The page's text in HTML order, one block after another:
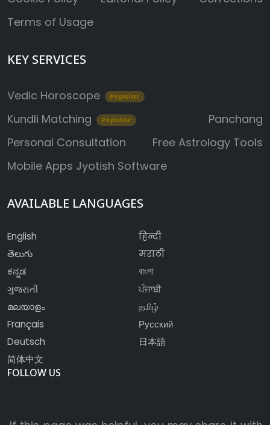
Terms of Usage
KEY SERVICES
Vedic Horoscope Popular
Kundli Matching Popular
Panchang
Personal Consultation
Free Astrology Tools
Mobile Apps Jyotish Software
AVAILABLE LANGUAGES
English
हिन्दी
తెలుగు
मराठी
ಕನ್ನಡ
বাংলা
ગુજરાતી
ਪੰਜਾਬੀ
മലയാളം
தமிழ்
Français
Русский
Deutsch
日本語
简体中文
FOLLOW US